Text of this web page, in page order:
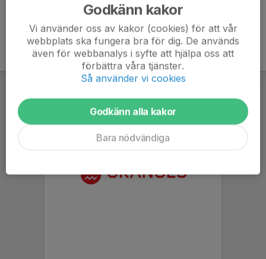
Godkänn kakor
Vi använder oss av kakor (cookies) för att vår
webbplats ska fungera bra för dig. De används
även för webbanalys i syfte att hjälpa oss att
förbättra våra tjänster.
Så använder vi cookies
Godkänn alla kakor
Bara nödvändiga